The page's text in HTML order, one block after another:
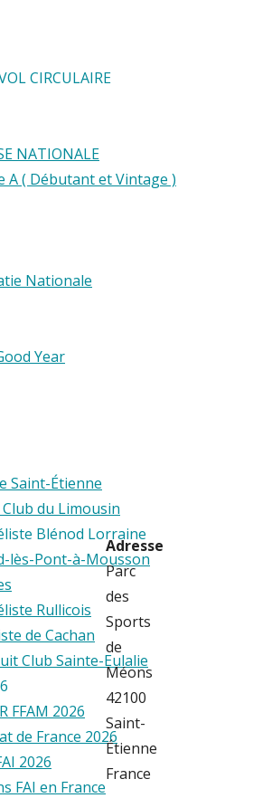
CIRCULAIRE
NATIONALE
A ( Débutant et Vintage )
Nationale
Year
Saint-Étienne
du Limousin
Blénod Lorraine
lès-Pont-à-Mousson
Rullicois
de Cachan
Club Sainte-Eulalie
FFAM 2026
de France 2026
2026
FAI en France
Aero
Adresse
Parc
des
Sports
de
Méons
42100
Saint-
Étienne
France